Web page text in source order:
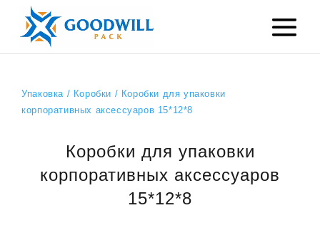
Упаковка/ Коробки / Коробки для упаковки
корпоративных аксессуаров 15*12*8
Коробки для упаковки
корпоративных аксессуаров
15*12*8